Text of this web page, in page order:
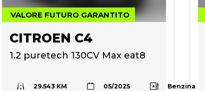
VALORE FUTURO GARANTITO
CITROEN C4
1.2 puretech 130CV Max eat8
29.543 KM 05/2025 Benzina